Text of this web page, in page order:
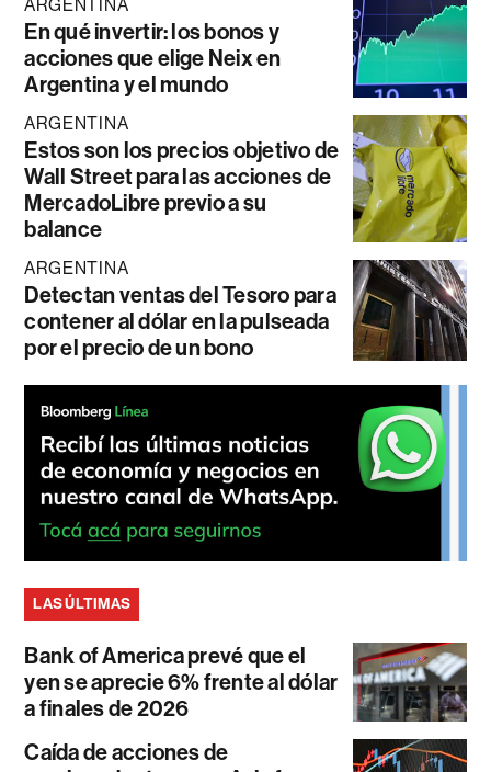
ARGENTINA
En qué invertir: los bonos y
acciones que elige Neix en
Argentina y el mundo
ARGENTINA
Estos son los precios objetivo de
Wall Street para las acciones de
MercadoLibre previo a su
balance
ARGENTINA
Detectan ventas del Tesoro para
contener al dólar en la pulseada
por el precio de un bono
LAS ÚLTIMAS
Bank of America prevé que el
yen se aprecie 6% frente al dólar
a finales de 2026
Caída de acciones de